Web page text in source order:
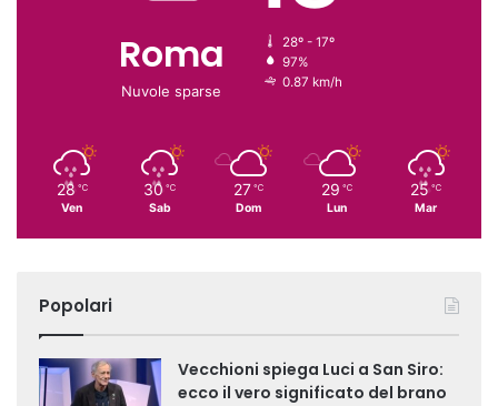
Roma
Nuvole sparse
28º - 17º
97%
0.87 km/h
28 ℃
Ven
30 ℃
Sab
27 ℃
Dom
29 ℃
Lun
25 ℃
Mar
Popolari
Vecchioni spiega Luci a San Siro:
ecco il vero significato del brano